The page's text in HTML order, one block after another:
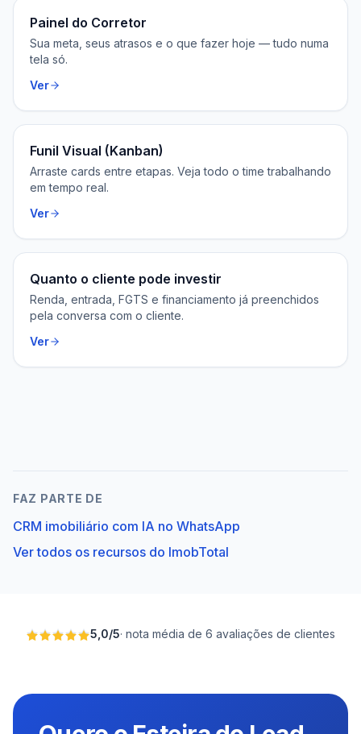
Painel do Corretor
Sua meta, seus atrasos e o que fazer hoje — tudo numa
tela só.
Ver
Funil Visual (Kanban)
Arraste cards entre etapas. Veja todo o time trabalhando
em tempo real.
Ver
Quanto o cliente pode investir
Renda, entrada, FGTS e financiamento já preenchidos
pela conversa com o cliente.
Ver
FAZ PARTE DE
CRM imobiliário com IA no WhatsApp
Ver todos os recursos do ImobTotal
5,0/5· nota média de 6 avaliações de clientes